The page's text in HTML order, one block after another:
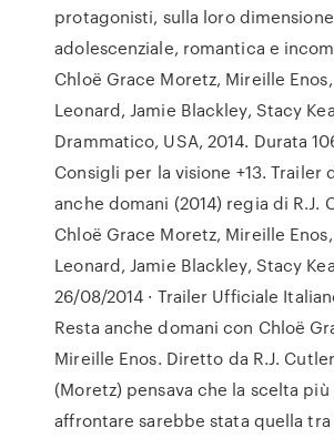
protagonisti, sulla loro dimensione
adolescenziale, romantica e
Chloë Grace Moretz, Mireille Enos,
Leonard, Jamie Blackley, Stacy
Drammatico, USA, 2014. Durata
Consigli per la visione +13. Trailer
anche domani (2014) regia di R.J.
Chloë Grace Moretz, Mireille Enos,
Leonard, Jamie Blackley, Stacy
26/08/2014 · Trailer Ufficiale
Resta anche domani con Chloë
Mireille Enos. Diretto da R.J.
(Moretz) pensava che la scelta
affrontare sarebbe stata quella